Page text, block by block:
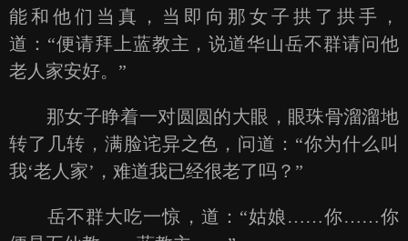
能和他们当真，当即向那女子拱了拱手，
道：“便请拜上蓝教主，说道华山岳不群请问他
老人家安好。”
那女子睁着一对圆圆的大眼，眼珠骨溜溜地
转了几转，满脸诧异之色，问道：“你为什么叫
我‘老人家’，难道我已经很老了吗？”
岳不群大吃一惊，道：“姑娘……你……你